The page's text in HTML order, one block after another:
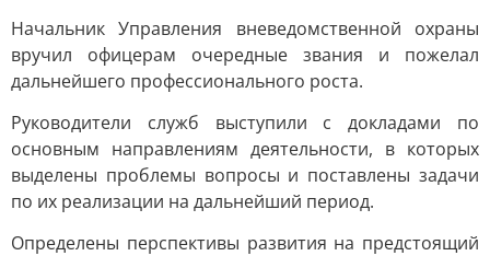
Начальник Управления вневедомственной охраны
вручил офицерам очередные звания и пожелал
дальнейшего профессионального роста.
Руководители служб выступили с докладами по
основным направлениям деятельности, в которых
выделены проблемы вопросы и поставлены задачи
по их реализации на дальнейший период.
Определены перспективы развития на предстоящий